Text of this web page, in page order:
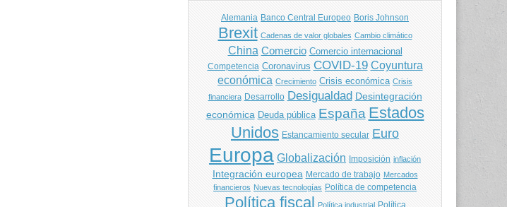
Alemania Banco Central Europeo Boris Johnson
Brexit Cadenas de valor globales Cambio climático
China Comercio Comercio internacional
Competencia Coronavirus COVID-19 Coyuntura
económica Crecimiento Crisis económica Crisis
financiera Desarrollo Desigualdad Desintegración
económica Deuda pública España Estados
Unidos Estancamiento secular Euro
Europa Globalización Imposición inflación
Integración europea Mercado de trabajo Mercados
financieros Nuevas tecnologías Política de competencia
Política fiscal Política industrial Política